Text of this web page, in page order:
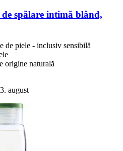
de spălare intimă blând,
de piele - inclusiv sensibilă
origine naturală
august